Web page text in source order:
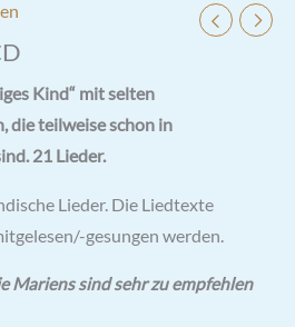
Kind“ mit selten
die teilweise schon in
21 Lieder.
Lieder. Die Liedtexte
gesungen werden.
Mariens sind sehr zu empfehlen